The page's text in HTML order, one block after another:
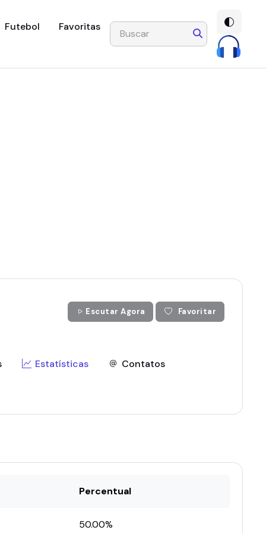
Futebol Favoritas
Escutar Agora Favoritar
Estatísticas Contatos
Percentual
50.00%